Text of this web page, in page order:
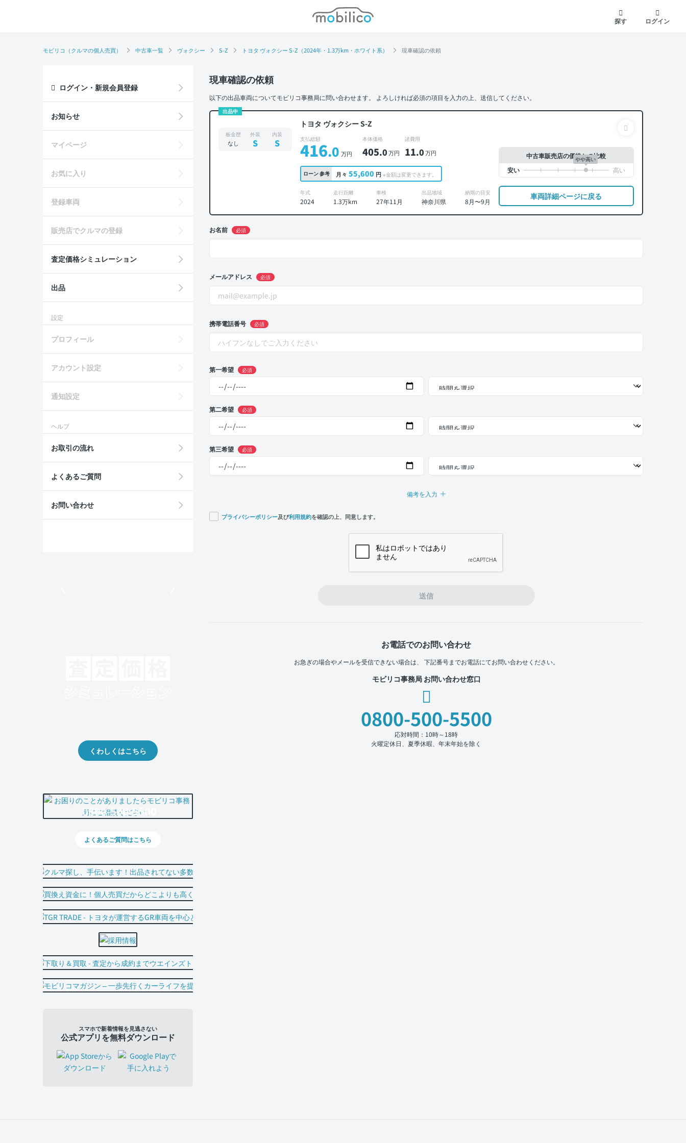
モビリコ
探す
ログイン
モビリコ（クルマの個人売買） 中古車一覧 ヴォクシー S-Z トヨタ ヴォクシー S-Z（2024年・1.3万km・ホワイト系） 現車確認の依頼
現車確認の依頼
以下の出品車両についてモビリコ事務局に問い合わせます。 よろしければ必須の項目を入力の上、送信してください。
出品中
トヨタ ヴォクシー S-Z
板金歴
なし
外装
S
内装
S 支払総額
416.0 万円
本体価格
405.0万円
諸費用
11.0万円
ローン参考 月々 55,600 円 ※金額は変更できます。
年式
2024
走行距離
1.3万km
車検
27年11月
出品地域
神奈川県
納期の目安
8月〜9月
中古車販売店の価格との比較
やや高い
車両詳細ページに戻る
お名前 必須
メールアドレス 必須
携帯電話番号 必須
第一希望 必須
第二希望 必須
第三希望 必須
備考を入力
プライバシーポリシー及び利用規約を確認の上、同意します。
送信
お電話でのお問い合わせ
お急ぎの場合やメールを受信できない場合は、 下記番号までお電話にてお問い合わせください。
モビリコ事務局 お問い合わせ窓口
0800-500-5500
応対時間：10時～18時
火曜定休日、夏季休暇、年末年始を除く
ログイン・新規会員登録
お知らせ
マイページ
お気に入り
登録車両
販売店でクルマの登録
査定価格シミュレーション
出品
設定
プロフィール
アカウント設定
通知設定
ヘルプ
お取引の流れ
よくあるご質問
お問い合わせ
くわしくはこちら
0800-500-5500
よくあるご質問はこちら
スマホで新着情報を見逃さない
公式アプリを無料ダウンロード